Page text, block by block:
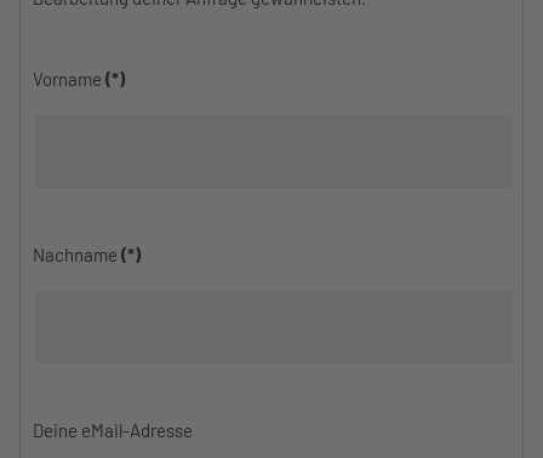
Vorname (*)
Nachname (*)
Deine eMail-Adresse